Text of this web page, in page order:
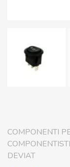
COMPONENTI
DEVIAT